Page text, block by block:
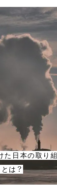
た日本の取り組
は？